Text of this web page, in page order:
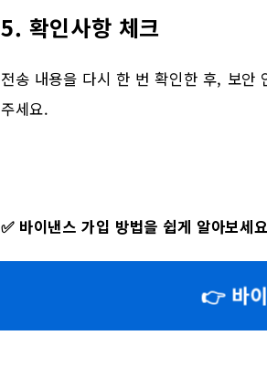
5. 확인사항 체크
전송 내용을 다시 한 번 확인한 후, 보안
주세요.
✅ 바이낸스 가입 방법을 쉽게 알아보세
👉 바